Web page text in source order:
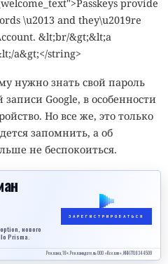
provide
\u2013 and they\u2019re
&lt;br/&gt;&lt;a
a&gt;</string>
нужно знать свой пароль
Google, в особенности
Но все же, это только
запомнить, а об
не беспокоиться.
нового
Prisma.
ЗАРЕГИСТРИРОВАТЬСЯ
Реклама, 18+. Рекламодатель ООО «Кселло», ИНН 7708344509